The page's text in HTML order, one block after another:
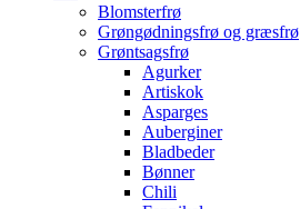
Blomsterfrø
Grøngødningsfrø og græsfrø
Grøntsagsfrø
Agurker
Artiskok
Asparges
Auberginer
Bladbeder
Bønner
Chili